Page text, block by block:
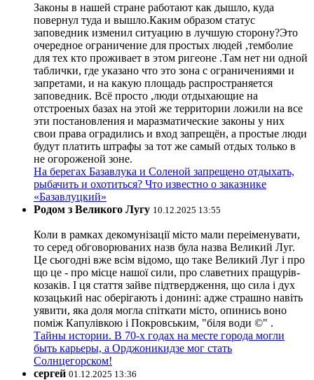
Законы в нашей стране работают как дышло, куда
повернул туда и вышло.Каким образом статус
заповедник изменил ситуацию в лучшую сторону?Это
очередное ограничение для простых людей ,темболие
для тех кто проживает в этом ригеоне .Там нет ни одной
таблички, где указано что это зона с ограничениями и
запретами, и на какую площадь распространяется
заповедник. Всё просто ,люди отдыхающие на
отстроеных базах на этой же территории ложили на все
эти постановления и маразматические законы у них
свои права оградились и вход запрещён, а простые люди
будут платить штрафы за тот же самый отдых только в
не огороженой зоне.
На берегах Базавлука и Соленой запрещено отдыхать,
рыбачить и охотиться? Что известно о заказнике
«Базавлуцкий»
Родом з Великого Лугу 10.12.2025 13:55
Коли в рамках декомунізації місто мали переіменувати,
то серед обговорюваних назв була назва Великий Луг.
Це сьогодні вже всім відомо, що таке Великий Луг і про
що це - про місце нашої сили, про славетних пращурів-
козаків. І ця стаття зайве підтвердження, що сила і дух
козацький нас оберігають і донині: адже страшно навіть
уявити, яка доля могла спіткати місто, опинись воно
поміж Капулівкою і Покровським, "біля води ©" .
Тайны истории. В 70-х годах на месте города могли
быть карьеры, а Орджоникидзе мог стать
Солнцегорском!
сергей 01.12.2025 13:36